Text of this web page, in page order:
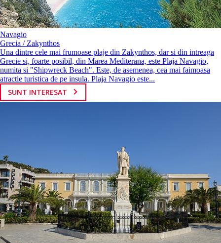
Navagio
Grecia / Zakynthos
Una dintre cele mai frumoase plaje din Zakynthos, dar si din intreaga
Grecie si, foarte posibil, din Marea Mediterana, este Plaja Navagio,
numita si "Shipwreck Beach". Este, de asemenea, cea mai faimoasa
atractie turistica de pe insula. Plaja Navagio este...
SUNT INTERESAT